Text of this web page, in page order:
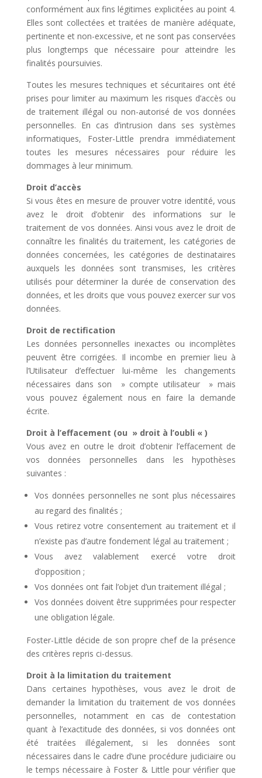
conformément aux fins légitimes explicitées au point 4.
Elles sont collectées et traitées de manière adéquate,
pertinente et non-excessive, et ne sont pas conservées
plus longtemps que nécessaire pour atteindre les
finalités poursuivies.
Toutes les mesures techniques et sécuritaires ont été
prises pour limiter au maximum les risques d’accès ou
de traitement illégal ou non-autorisé de vos données
personnelles. En cas d’intrusion dans ses systèmes
informatiques, Foster-Little prendra immédiatement
toutes les mesures nécessaires pour réduire les
dommages à leur minimum.
Droit d’accès
Si vous êtes en mesure de prouver votre identité, vous
avez le droit d’obtenir des informations sur le
traitement de vos données. Ainsi vous avez le droit de
connaître les finalités du traitement, les catégories de
données concernées, les catégories de destinataires
auxquels les données sont transmises, les critères
utilisés pour déterminer la durée de conservation des
données, et les droits que vous pouvez exercer sur vos
données.
Droit de rectification
Les données personnelles inexactes ou incomplètes
peuvent être corrigées. Il incombe en premier lieu à
l’Utilisateur d’effectuer lui-même les changements
nécessaires dans son » compte utilisateur » mais
vous pouvez également nous en faire la demande
écrite.
Droit à l’effacement (ou » droit à l’oubli « )
Vous avez en outre le droit d’obtenir l’effacement de
vos données personnelles dans les hypothèses
suivantes :
Vos données personnelles ne sont plus nécessaires
au regard des finalités ;
Vous retirez votre consentement au traitement et il
n’existe pas d’autre fondement légal au traitement ;
Vous avez valablement exercé votre droit
d’opposition ;
Vos données ont fait l’objet d’un traitement illégal ;
Vos données doivent être supprimées pour respecter
une obligation légale.
Foster-Little décide de son propre chef de la présence
des critères repris ci-dessus.
Droit à la limitation du traitement
Dans certaines hypothèses, vous avez le droit de
demander la limitation du traitement de vos données
personnelles, notamment en cas de contestation
quant à l’exactitude des données, si vos données ont
été traitées illégalement, si les données sont
nécessaires dans le cadre d’une procédure judiciaire ou
le temps nécessaire à Foster & Little pour vérifier que